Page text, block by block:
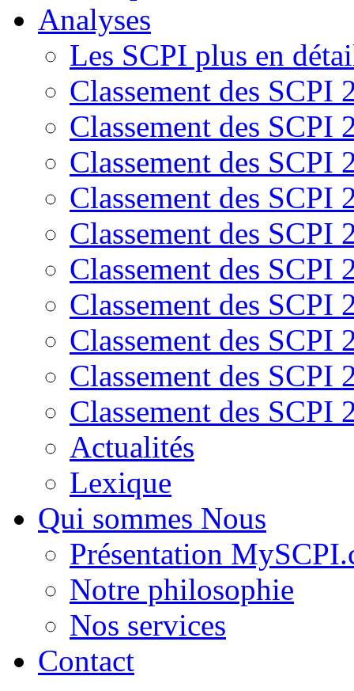
Analyses
Les SCPI plus en
Classement des SCPI
Classement des SCPI
Classement des SCPI
Classement des SCPI
Classement des SCPI
Classement des SCPI
Classement des SCPI
Classement des SCPI
Classement des SCPI
Classement des SCPI
Actualités
Lexique
Qui sommes Nous
Présentation
Notre philosophie
Nos services
Contact